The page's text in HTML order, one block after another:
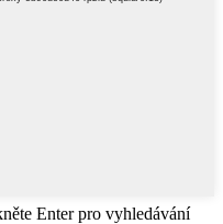
Enter pro vyhledávání